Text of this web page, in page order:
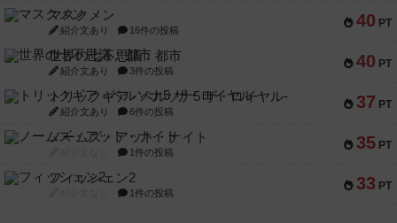
40 PT
マスクメン
紹介文あり 16件の投稿
40 PT
世界の七不思議：都市
紹介文あり 3件の投稿
37 PT
トリックギア - ペルソナ5 ザ・ロイヤル-
紹介文あり 6件の投稿
35 PT
ノームズ・アット・ナイト
1件の投稿
33 PT
フィッシェン2
1件の投稿